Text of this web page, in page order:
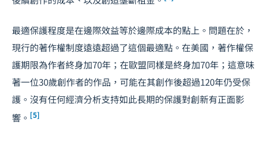
最適保護程度是在邊際效益等於邊際成本的點上。問題在於，
現行的著作權制度遠遠超過了這個最適點。在美國，著作權保
護期限為作者終身加70年；在歐盟同樣是終身加70年；這意味
著一位30歲創作者的作品，可能在其創作後超過120年仍受保
護。沒有任何經濟分析支持如此長期的保護對創新有正面影
響。 [5]